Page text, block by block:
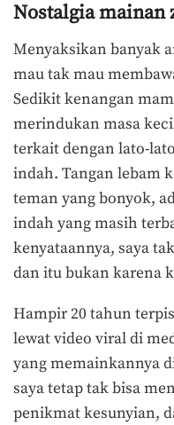
Nostalgia mainan
Menyaksikan banyak
mau tak mau
Sedikit kenangan
merindukan masa
terkait dengan lato-
indah. Tangan lebam
teman yang bonyok,
indah yang masih
kenyataannya, saya
dan itu bukan karena
Hampir 20 tahun
lewat video viral di
yang memainkannya
saya tetap tak bisa
penikmat kesunyian,